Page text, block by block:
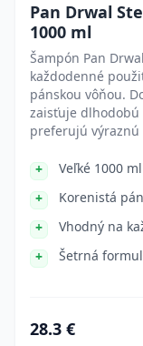
Pan Drwal
1000 ml
Šampón Pan
každodenné
pánskou vôňou.
zaisťuje dlhodobú
preferujú výraznú
Veľké 1000
Korenistá
Vhodný na
Šetrná
28.3 €